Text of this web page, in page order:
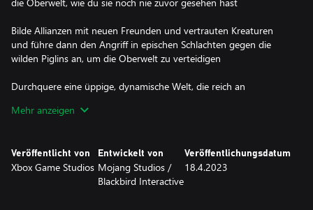
Bilde Allianzen mit neuen Freunden und vertrauten Kreaturen
und führe dann den Angriff in epischen Schlachten gegen die
wilden Piglins an, um die Oberwelt zu verteidigen
Durchquere eine üppige, dynamische Welt, die reich an
Einheiten anführst, um die Siedlungen deiner Gegner zu
Mehr anzeigen
Veröffentlicht von
Xbox Game Studios
Entwickelt von
Mojang Studios /
‪Blackbird Interactive
Veröffentlichungsdatum
18.4.2023